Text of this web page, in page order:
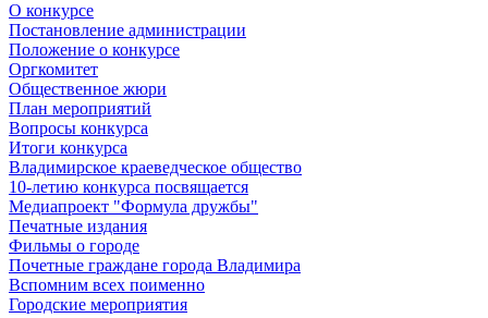
О конкурсе
Постановление администрации
Положение о конкурсе
Оргкомитет
Общественное жюри
План мероприятий
Вопросы конкурса
Итоги конкурса
Владимирское краеведческое общество
10-летию конкурса посвящается
Медиапроект "Формула дружбы"
Печатные издания
Фильмы о городе
Почетные граждане города Владимира
Вспомним всех поименно
Городские мероприятия